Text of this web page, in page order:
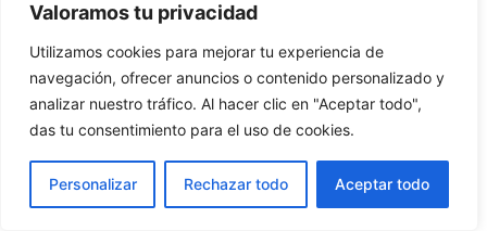
Valoramos tu privacidad
Utilizamos cookies para mejorar tu experiencia de
navegación, ofrecer anuncios o contenido personalizado y
analizar nuestro tráfico. Al hacer clic en "Aceptar todo",
das tu consentimiento para el uso de cookies.
Personalizar Rechazar todo Aceptar todo